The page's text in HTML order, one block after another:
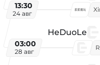
13:30
24 авг
HeDuoLe
03:00
28 авг